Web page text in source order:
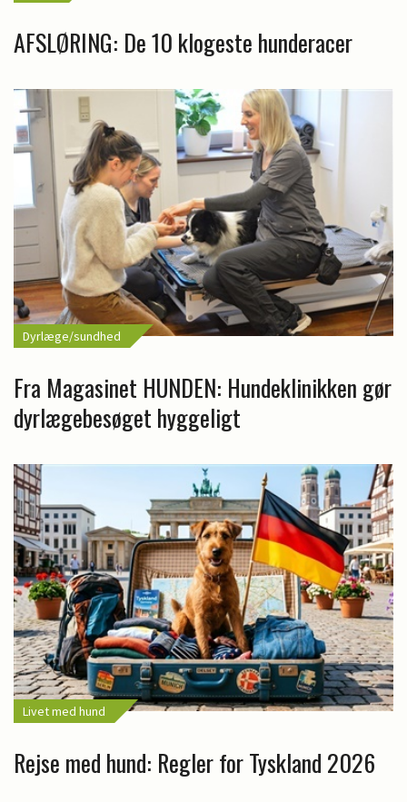
AFSLØRING: De 10 klogeste hunderacer
Dyrlæge/sundhed
Fra Magasinet HUNDEN: Hundeklinikken gør
dyrlægebesøget hyggeligt
Livet med hund
Rejse med hund: Regler for Tyskland 2026